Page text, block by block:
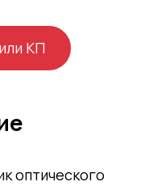
КП
оптического